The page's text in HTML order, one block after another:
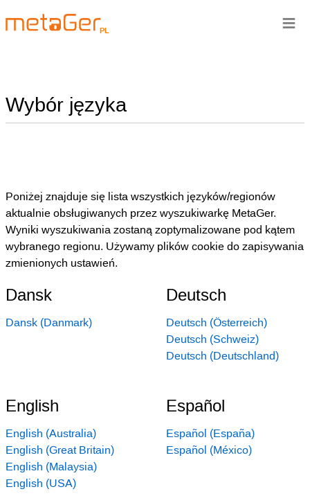
PL
Wybór języka
Poniżej znajduje się lista wszystkich języków/regionów
aktualnie obsługiwanych przez wyszukiwarkę MetaGer.
Wyniki wyszukiwania zostaną zoptymalizowane pod kątem
wybranego regionu. Używamy plików cookie do zapisywania
zmienionych ustawień.
Dansk
Dansk (Danmark)
Deutsch
Deutsch (Österreich)
Deutsch (Schweiz)
Deutsch (Deutschland)
English
English (Australia)
English (Great Britain)
English (Malaysia)
English (USA)
Español
Español (España)
Español (México)
≡